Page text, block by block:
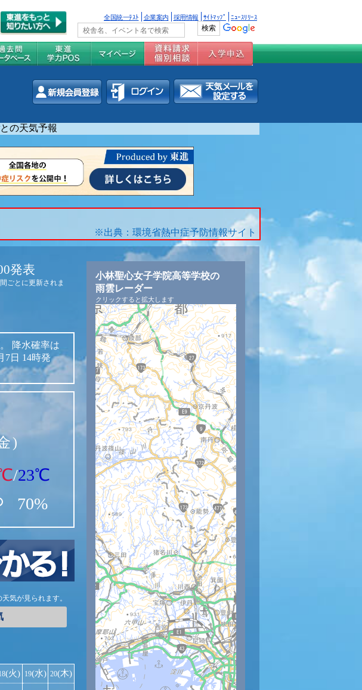
全国統一ﾃｽﾄ 企業案内 採用情報 ｻｲﾄﾏｯﾌﾟ ﾆｭｰｽﾘﾘｰｽ
の天気予報
※出典：環境省熱中症予防情報サイト
発表
ごとに更新されま
降水確率は
7日 14時発
)
/23℃
70%
気が見られます。
(火) 19(水) 20(木)
小林聖心女子学院高等学校の
雨雲レーダー
クリックすると拡大します